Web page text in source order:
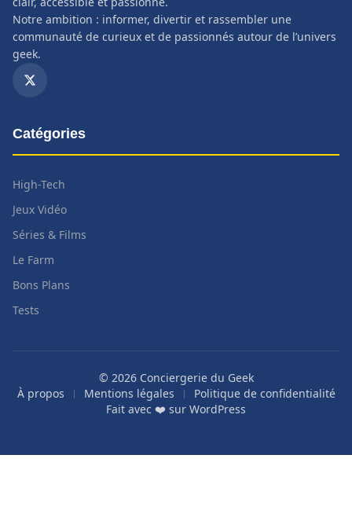
Notre ambition : informer, divertir et rassembler une
communauté de curieux et de passionnés autour de l’univers
geek.
Catégories
High-Tech
Jeux Vidéo
Séries & Films
Le Farm
Bons Plans
Tests
© 2026 Conciergerie du Geek
À propos
Mentions légales
Politique de confidentialité
Fait avec ❤️ sur WordPress